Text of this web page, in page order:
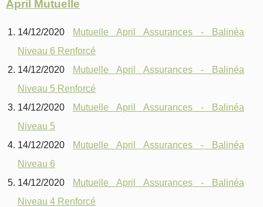
April Mutuelle
14/12/2020
Mutuelle April Assurances - Balinéa
Niveau 6 Renforcé
14/12/2020
Mutuelle April Assurances - Balinéa
Niveau 5 Renforcé
14/12/2020
Mutuelle April Assurances - Balinéa
Niveau 5
14/12/2020
Mutuelle April Assurances - Balinéa
Niveau 6
14/12/2020
Mutuelle April Assurances - Balinéa
Niveau 4 Renforcé